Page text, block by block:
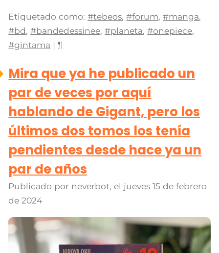
Etiquetado como: #tebeos,#forum,#manga,
#bd,#bandedessinee,#planeta,#onepiece,
#gintama |¶
Mira que ya he publicado un
par de veces por aquí
hablando de Gigant, pero los
últimos dos tomos los tenía
pendientes desde hace ya un
par de años
Publicado por neverbot, el jueves 15 de febrero
de 2024